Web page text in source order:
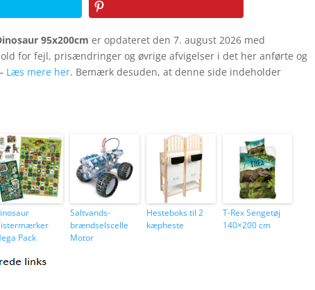
95x200cm er opdateret den 7. august 2026 med
for fejl, prisændringer og øvrige afvigelser i det her anførte og
Læs mere her. Bemærk desuden, at denne side indeholder
Pack
Saltvands-
brændselscelle
Motor
Hesteboks til 2
kæpheste
T-Rex Sengetøj
140×200 cm